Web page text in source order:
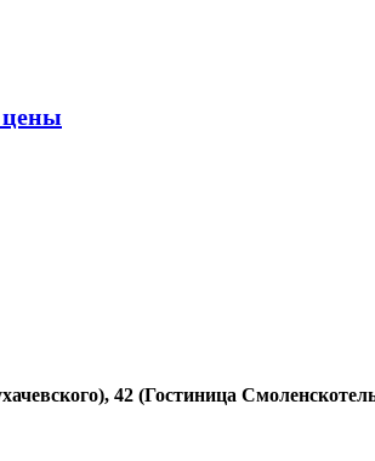
42 (Гостиница